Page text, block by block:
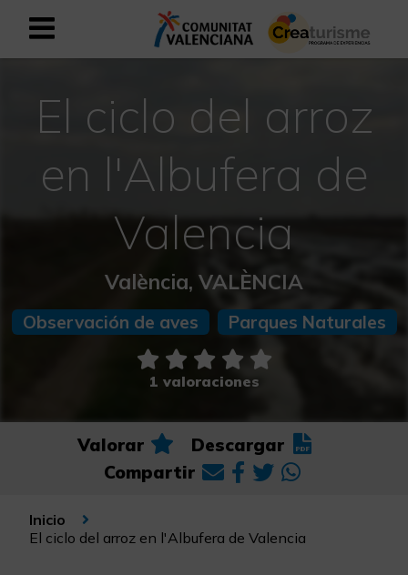
Español
Mediterráneo Activo-Deportivo
Mediterráneo Cultural
Mediterráneo Natural-Rural
Experiencias en otoño
Experiencias Semana Santa
El ciclo del arroz
en l'Albufera de
Valencia
València, VALÈNCIA
Observación de aves Parques Naturales
1 valoraciones
Valorar
Descargar
Compartir
Inicio
El ciclo del arroz en l'Albufera de Valencia